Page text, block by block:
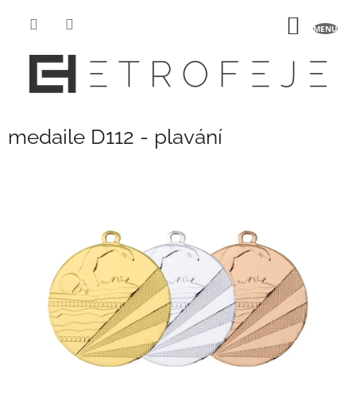
medaile D112 - plavání